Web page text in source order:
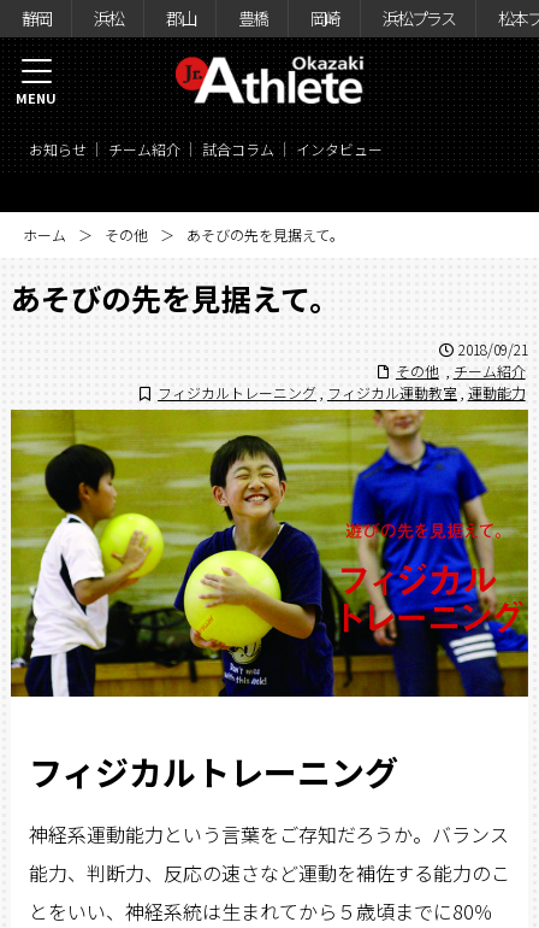
静岡 浜松 郡山 豊橋 岡崎 浜松プラス 松本
お知らせ チーム紹介 試合コラム インタビュー
MENU
ホーム その他 あそびの先を見据えて。
あそびの先を見据えて。
2018/09/21
その他
チーム紹介
フィジカルトレーニング フィジカル運動教室 運動能力
フィジカルトレーニング
神経系運動能力という言葉をご存知だろうか。バランス
能力、判断力、反応の速さなど運動を補佐する能力のこ
とをいい、神経系統は生まれてから５歳頃までに80％